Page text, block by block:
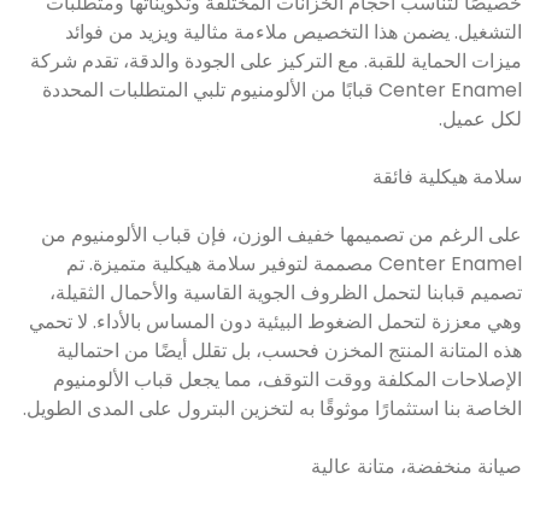
التشغيل. يضمن هذا التخصيص ملاءمة مثالية ويزيد من فوائد
ميزات الحماية للقبة. مع التركيز على الجودة والدقة، تقدم شركة
Center Enamel قبابًا من الألومنيوم تلبي المتطلبات المحددة
لكل عميل.
سلامة هيكلية فائقة
على الرغم من تصميمها خفيف الوزن، فإن قباب الألومنيوم من
Center Enamel مصممة لتوفير سلامة هيكلية متميزة. تم
تصميم قبابنا لتحمل الظروف الجوية القاسية والأحمال الثقيلة،
وهي معززة لتحمل الضغوط البيئية دون المساس بالأداء. لا تحمي
هذه المتانة المنتج المخزن فحسب، بل تقلل أيضًا من احتمالية
الإصلاحات المكلفة ووقت التوقف، مما يجعل قباب الألومنيوم
الخاصة بنا استثمارًا موثوقًا به لتخزين البترول على المدى الطويل.
صيانة منخفضة، متانة عالية